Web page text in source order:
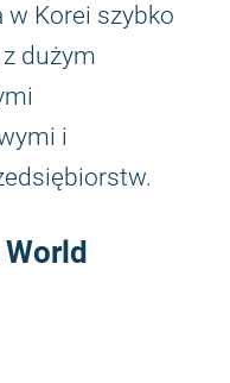
Korei szybko
dużym
i